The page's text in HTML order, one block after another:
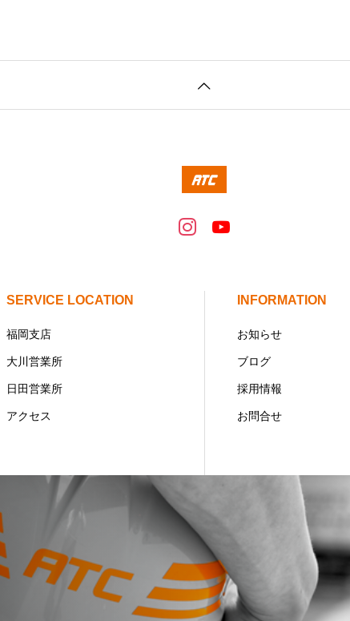
SERVICE LOCATION
福岡支店
大川営業所
日田営業所
アクセス
INFORMATION
お知らせ
ブログ
採用情報
お問合せ